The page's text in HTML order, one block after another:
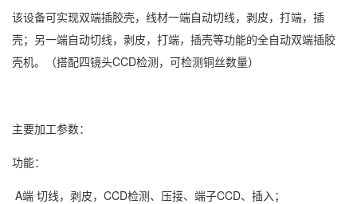
该设备可实现双端插胶壳，线材一端自动切线，剥皮，打端，插
壳；另一端自动切线，剥皮，打端，插壳等功能的全自动双端插胶
壳机。（搭配四镜头CCD检测，可检测铜丝数量）
主要加工参数：
功能：
A端 切线，剥皮，CCD检测、压接、端子CCD、插入；